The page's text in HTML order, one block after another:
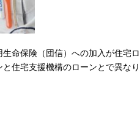
命保険（団信）への加入が住宅
住宅支援機構のローンとで異なり